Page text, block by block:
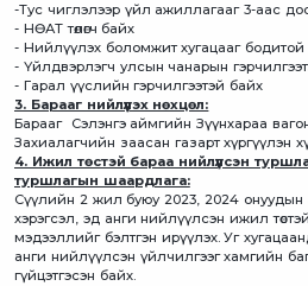
-Тус чиглэлээр үйл ажиллагааг 3-аас
- НӨАТ төлөгч байх
- Нийлүүлэх боломжит хугацааг бодитой
- Үйлдвэрлэгч улсын чанарын
- Гарал үүслийн гэрчилгээтэй байх
3. Барааг нийлүүлэх нөхцөл:
Барааг Сэлэнгэ аймгийн Зүүнхараа
Захиалагчийн заасан газарт хүргүүлэн
4. Ижил төстэй бараа нийлүүлсэн
туршлагын шаардлага:
Сүүлийн 2 жил буюу 2023, 2024 онуудын
хэрэгсэл, эд анги нийлүүлсэн ижил
мэдээллийг бэлтгэн ирүүлэх. Уг
анги нийлүүлсэн үйлчилгээг хамгийн
гүйцэтгэсэн байх.